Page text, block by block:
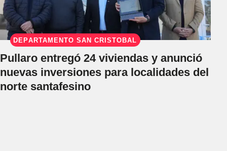
DEPARTAMENTO SAN CRISTÓBAL
Pullaro entregó 24 viviendas y anunció
nuevas inversiones para localidades del
norte santafesino